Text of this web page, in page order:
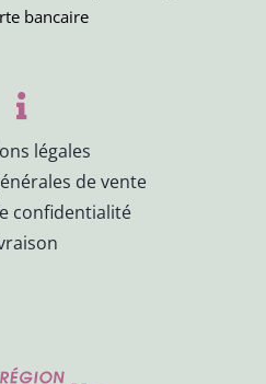
bancaire
légales
de vente
confidentialité